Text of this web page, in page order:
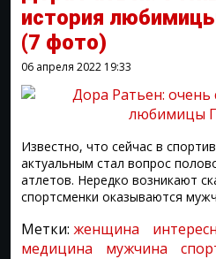
история
(7 фото)
06 апреля 2022 19:33
Известно, что сейчас в
актуальным стал вопрос
атлетов. Нередко возникают
спортсменки оказываются
Метки: женщина
медицина
мужчина